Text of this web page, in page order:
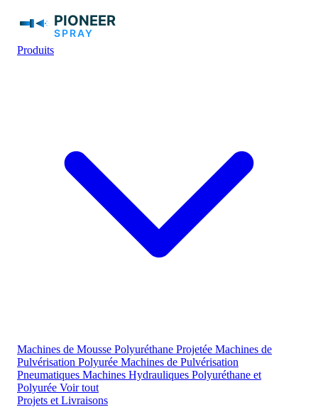
Produits
Machines de Mousse Polyuréthane Projetée Machines de
Pulvérisation Polyurée Machines de Pulvérisation
Pneumatiques Machines Hydrauliques Polyuréthane et
Polyurée Voir tout
Projets et Livraisons